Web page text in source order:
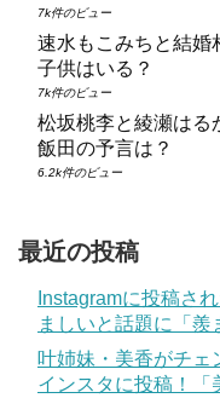
7k件のビュー
速水もこみちと結婚
子供はいる？
7k件のビュー
松坂桃李と綾瀬はる
飯田の予言は？
6.2k件のビュー
最近の投稿
Instagramに投稿さ
ましいと話題に「羨
叶姉妹・美香がチェ
インスタに投稿！「